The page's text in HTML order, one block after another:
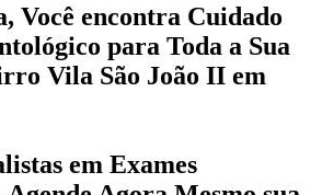
Você encontra Cuidado
para Toda a Sua
Vila São João II em
em Exames